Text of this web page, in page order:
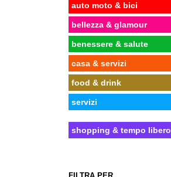
auto moto & bici
bellezza & glamour
benessere & salute
casa & servizi
food & drink
servizi
shopping & tempo libero